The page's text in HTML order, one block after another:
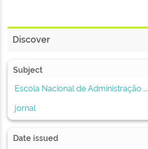
Discover
Subject
Escola Nacional de Administração ...
jornal
Date issued